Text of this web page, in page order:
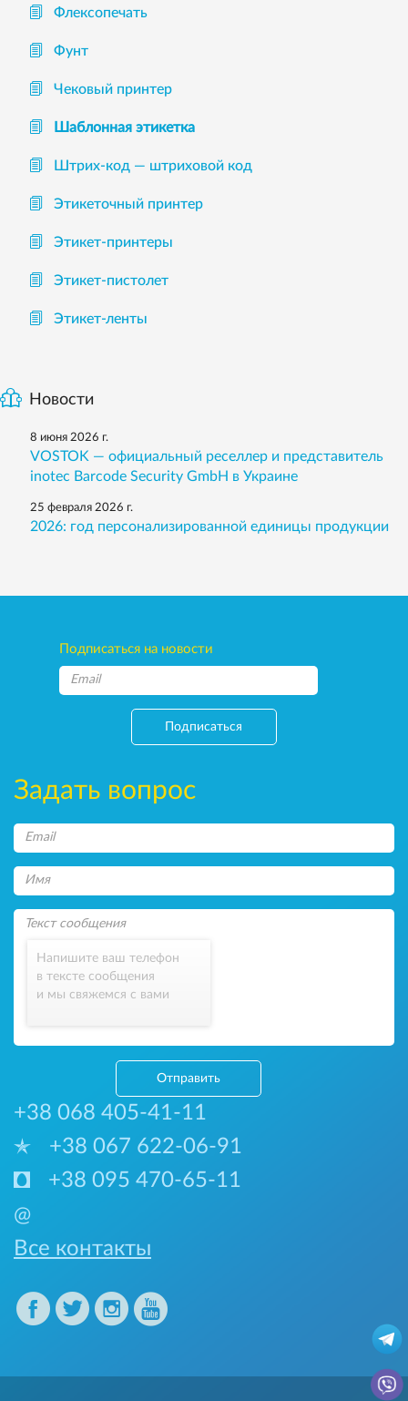
Флексопечать
Фунт
Чековый принтер
Шаблонная этикетка
Штрих-код — штриховой код
Этикеточный принтер
Этикет-принтеры
Этикет-пистолет
Этикет-ленты
Новости
8 июня 2026 г.
VOSTOK — официальный реселлер и представитель
inotec Barcode Security GmbH в Украине
25 февраля 2026 г.
2026: год персонализированной единицы продукции
Подписаться на новости
Подписаться
Задать вопрос
Напишите ваш телефон
в тексте сообщения
и мы свяжемся с вами
Отправить
+38 068 405-41-11
+38 067 622-06-91
+38 095 470-65-11
@
Все контакты